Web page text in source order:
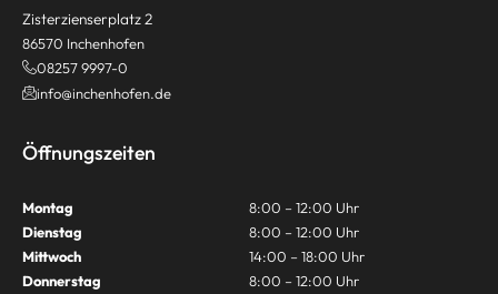
Zisterzienserplatz 2
86570 Inchenhofen
08257 9997-0
info@inchenhofen.de
Öffnungszeiten
Montag
8:00 – 12:00 Uhr
Dienstag
8:00 – 12:00 Uhr
Mittwoch
14:00 – 18:00 Uhr
Donnerstag
8:00 – 12:00 Uhr